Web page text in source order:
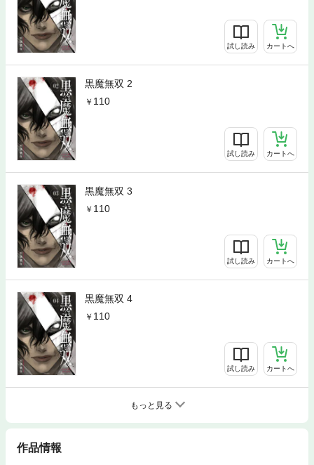
試し読み カートへ
黒魔無双 2
110
試し読み カートへ
黒魔無双 3
110
試し読み カートへ
黒魔無双 4
110
試し読み カートへ
もっと見る
作品情報